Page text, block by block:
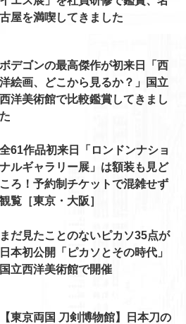
古屋を満喫してきました
ボデゴンの最高傑作が初来日「西
洋絵画、どこから見るか？」国立
西洋美術館で比較鑑賞してきまし
た
全61作品初来日「ロンドンナショ
ナルギャラリー展」は額装も見ど
ころ！予約制チケットで混雑せず
観覧［東京・大阪］
まだ見たことのないピカソ35点が
日本初公開「ピカソとその時代」
国立西洋美術館で開催
【東京両国 刀剣博物館】日本刀の